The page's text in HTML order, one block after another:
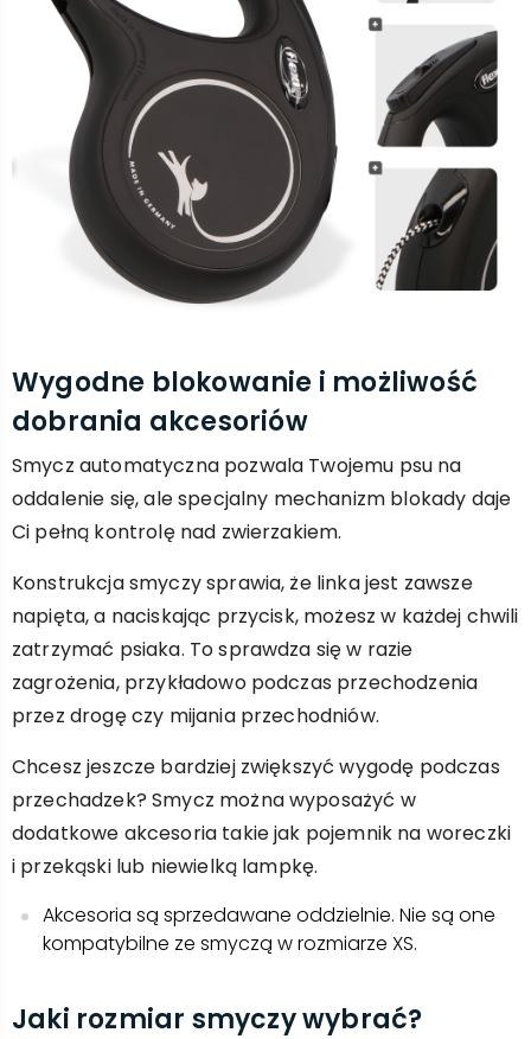
Wygodne blokowanie i możliwość
dobrania akcesoriów
Smycz automatyczna pozwala Twojemu psu na
oddalenie się, ale specjalny mechanizm blokady daje
Ci pełną kontrolę nad zwierzakiem.
Konstrukcja smyczy sprawia, że linka jest zawsze
napięta, a naciskając przycisk, możesz w każdej chwili
zatrzymać psiaka. To sprawdza się w razie
zagrożenia, przykładowo podczas przechodzenia
przez drogę czy mijania przechodniów.
Chcesz jeszcze bardziej zwiększyć wygodę podczas
przechadzek? Smycz można wyposażyć w
dodatkowe akcesoria takie jak pojemnik na woreczki
i przekąski lub niewielką lampkę.
Akcesoria są sprzedawane oddzielnie. Nie są one
kompatybilne ze smyczą w rozmiarze XS.
Jaki rozmiar smyczy wybrać?